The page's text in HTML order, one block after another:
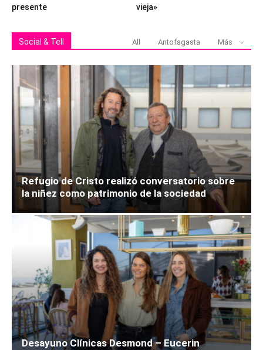
presente
vieja»
Social & Tell All Antofagasta Más
Refugio de Cristo realizó conversatorio sobre
la niñez como patrimonio de la sociedad
Desayuno Clínicas Desmond – Eucerin